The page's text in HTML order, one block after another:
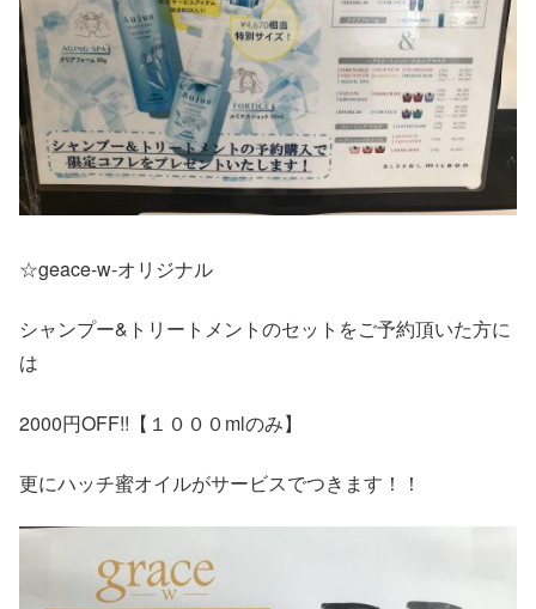
☆geace-w-オリジナル
シャンプー&トリートメントのセットをご予約頂いた方に
は
2000円OFF!!【１０００mlのみ】
更にハッチ蜜オイルがサービスでつきます！！